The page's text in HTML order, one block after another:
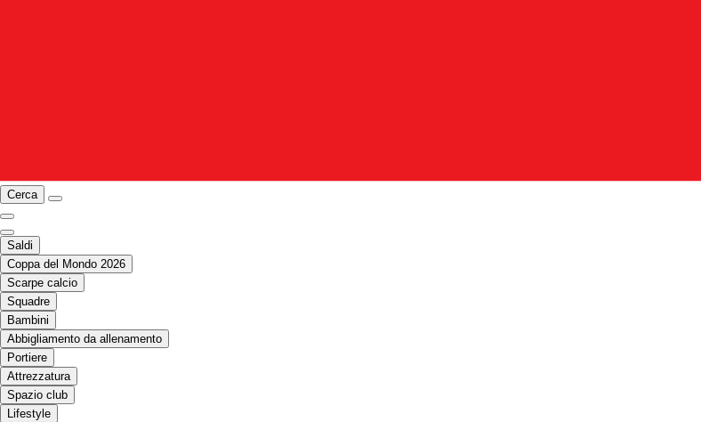
Cerca
Saldi
Coppa del Mondo 2026
Scarpe calcio
Squadre
Bambini
Abbigliamento da allenamento
Portiere
Attrezzatura
Spazio club
Lifestyle